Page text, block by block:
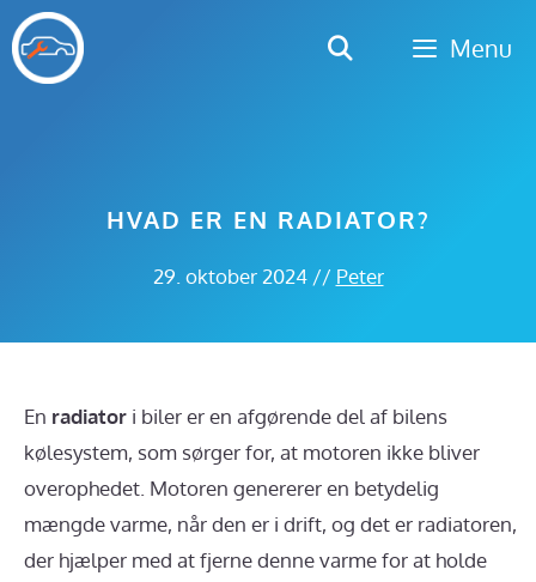
Hop
til
indhold
Menu
HVAD ER EN RADIATOR?
29. oktober 2024// Peter
En radiator i biler er en afgørende del af bilens
kølesystem, som sørger for, at motoren ikke bliver
overophedet. Motoren genererer en betydelig
mængde varme, når den er i drift, og det er radiatoren,
der hjælper med at fjerne denne varme for at holde